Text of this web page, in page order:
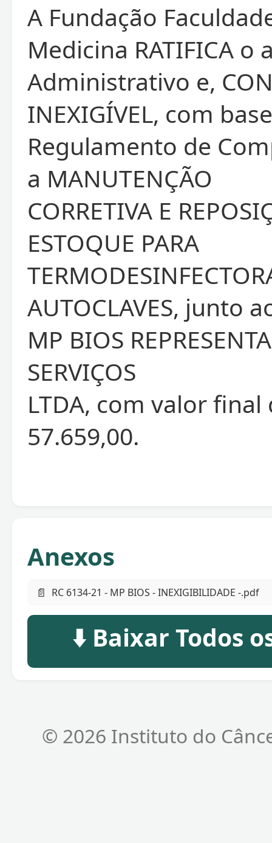
A Fundação
Medicina RATIFICA o
Administrativo e,
INEXIGÍVEL, com
Regulamento de
a MANUTENÇÃO
CORRETIVA E
ESTOQUE PARA
AUTOCLAVES, junto
MP BIOS
SERVIÇOS
LTDA, com valor final
57.659,00.
Anexos
📄 RC 6134-21 - MP BIOS - INEXIGIBILIDADE -.pdf
⬇️ Baixar Todos
© 2026 Instituto do